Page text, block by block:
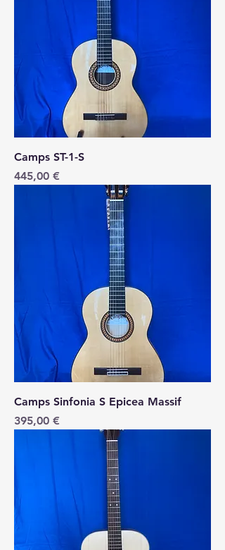
Camps ST-1-S
Price
445,00 €
Camps Sinfonia S Epicea Massif
Price
395,00 €